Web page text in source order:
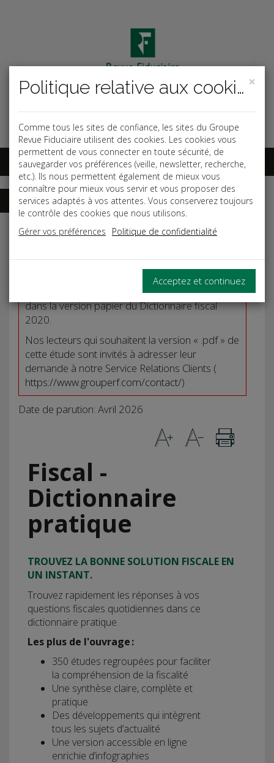
Code ouvrage OK
Espace abonnés
Accueil Dictionnaires Fiscal
: Cette étude «
Amortissements fonciers» ne figure pas
dans la version papier du Dictionnaire fiscal
2020.
Nos lecteurs qui souhaitent la version « .pdf » de
cette étude sont invités à adresser leur
demande à notre Service Relations Clients (
https://www.grouperf.com/contact/)
Date de parution: Avril 2026
Fiscal -
Dictionnaire
pratique
TROUVEZ LA BONNE SOLUTION FISCALE EN
UN INSTANT.
Trouvez rapidement les réponses à vos
questions fiscales quotidiennes dans ce
dictionnaire pratique.
Les plus de l'ouvrage :
350 études regroupées pour faciliter
la compréhension de la fiscalité
Une synthèse claire, complète et
pratique
Des développements qui intègrent
tous les sujets d’actualité
Une version accessible en ligne
enrichie d’infographies
×
Politique relative aux cookies
Comme tous les sites de confiance, les sites du Groupe
Revue Fiduciaire utilisent des cookies. Les cookies vous
permettent de vous connecter en toute sécurité, de
sauvegarder vos préférences (veille, newsletter, recherche,
etc.). Ils nous permettent également de mieux vous
connaître pour mieux vous servir et vous proposer des
services adaptés à vos attentes. Vous conserverez toujours
le contrôle des cookies que nous utilisons.
Gérer vos préférences
Politique de confidentialité
Acceptez et continuez